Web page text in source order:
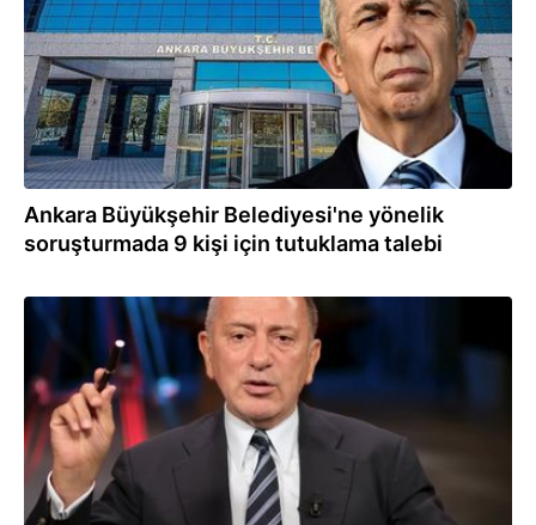
Ankara Büyükşehir Belediyesi'ne yönelik
soruşturmada 9 kişi için tutuklama talebi
22.06.2025